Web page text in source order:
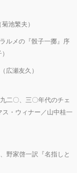
池繁夫）
ルメの『骰子一擲』序
広瀬友久）
二〇、三〇年代のチェ
・ウィナー／山中桂一
野家啓一訳『名指しと